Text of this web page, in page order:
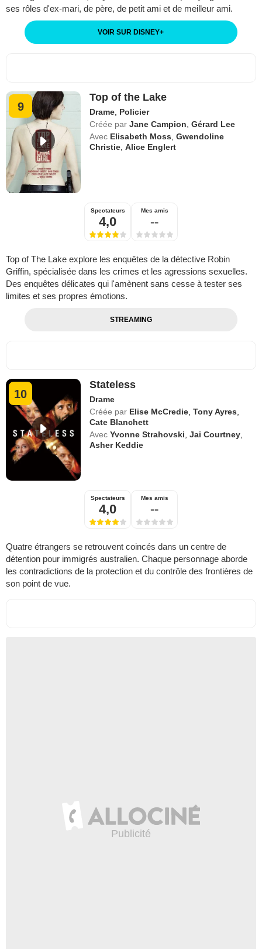
ses rôles d'ex-mari, de père, de petit ami et de meilleur ami.
VOIR SUR DISNEY+
9
Top of the Lake
Drame Policier
Créée par Jane Campion ,Gérard Lee
Avec Elisabeth Moss ,Gwendoline
Christie ,Alice Englert
Spectateurs
4,0
Mes amis
--
Top of The Lake explore les enquêtes de la détective Robin
Griffin, spécialisée dans les crimes et les agressions sexuelles.
Des enquêtes délicates qui l'amènent sans cesse à tester ses
limites et ses propres émotions.
STREAMING
10
Stateless
Drame
Créée par Elise McCredie ,Tony Ayres
Cate Blanchett
Avec Yvonne Strahovski ,Jai Courtney
Asher Keddie
Spectateurs
4,0
Mes amis
--
Quatre étrangers se retrouvent coincés dans un centre de
détention pour immigrés australien. Chaque personnage aborde
les contradictions de la protection et du contrôle des frontières de
son point de vue.